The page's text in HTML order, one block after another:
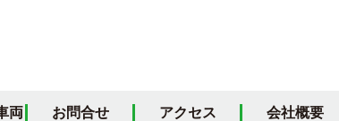
両 お問合せ アクセス 会社概要